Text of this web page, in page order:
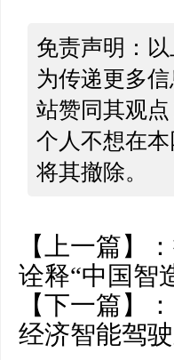
免责声明：
为传递更多
站赞同其观
个人不想在
将其撤除。
【上一篇】：
诠释“中国智
【下一篇】：
经济智能驾